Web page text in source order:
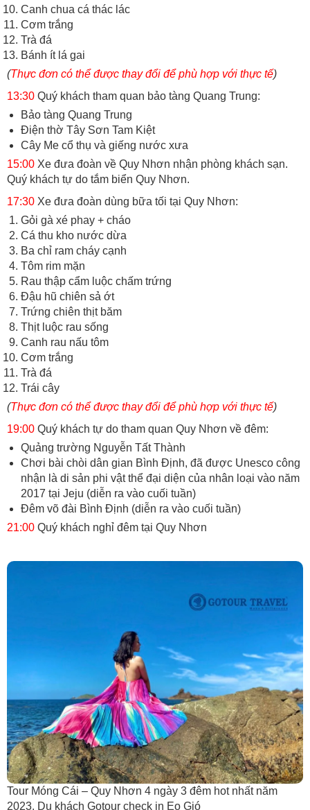
Canh chua cá thác lác
Cơm trắng
Trà đá
Bánh ít lá gai
(Thực đơn có thể được thay đổi để phù hợp với thực tế)
13:30 Quý khách tham quan bảo tàng Quang Trung:
Bảo tàng Quang Trung
Điện thờ Tây Sơn Tam Kiệt
Cây Me cổ thụ và giếng nước xưa
15:00 Xe đưa đoàn về Quy Nhơn nhận phòng khách sạn.
Quý khách tự do tắm biển Quy Nhơn.
17:30 Xe đưa đoàn dùng bữa tối tại Quy Nhơn:
Gỏi gà xé phay + cháo
Cá thu kho nước dừa
Ba chỉ ram cháy cạnh
Tôm rim mặn
Rau thập cẩm luộc chấm trứng
Đậu hũ chiên sả ớt
Trứng chiên thịt băm
Thịt luộc rau sống
Canh rau nấu tôm
Cơm trắng
Trà đá
Trái cây
(Thực đơn có thể được thay đổi để phù hợp với thực tế)
19:00 Quý khách tự do tham quan Quy Nhơn về đêm:
Quảng trường Nguyễn Tất Thành
Chơi bài chòi dân gian Bình Định, đã được Unesco công
nhận là di sản phi vật thể đại diện của nhân loại vào năm
2017 tại Jeju (diễn ra vào cuối tuần)
Đêm võ đài Bình Định (diễn ra vào cuối tuần)
21:00 Quý khách nghỉ đêm tại Quy Nhơn
Tour Móng Cái – Quy Nhơn 4 ngày 3 đêm hot nhất năm
2023. Du khách Gotour check in Eo Gió